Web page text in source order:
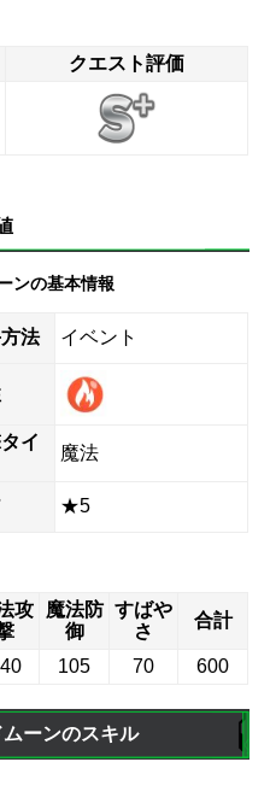
クエスト評価
ンの基本情報
法 イベント
イ
魔法
★5
攻
魔法防
御
すばや
さ
合計
105 70 600
ーンのスキル